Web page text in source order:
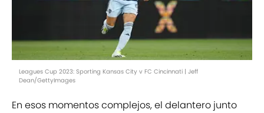
Leagues Cup 2023: Sporting Kansas City v FC Cincinnati | Jeff
Dean/GettyImages
En esos momentos complejos, el delantero junto